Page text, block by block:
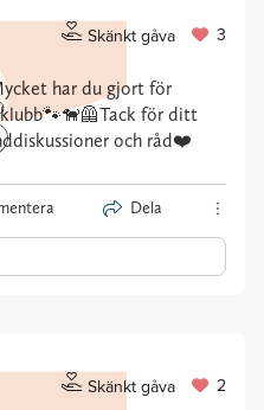
Skänkt gåva 3
har du gjort för
för ditt
och råd❤️
Dela
Skänkt gåva 2